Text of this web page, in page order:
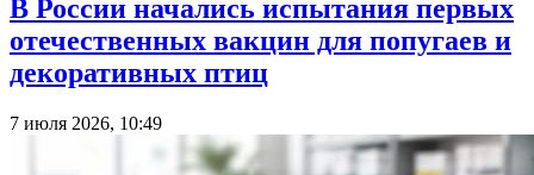
В России начались испытания первых
отечественных вакцин для попугаев и
декоративных птиц
7 июля 2026, 10:49